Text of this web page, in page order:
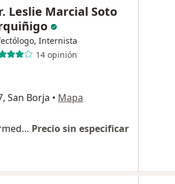
Leslie Marcial Soto
Internista
14 opinión
San Borja • Mapa
Primera visita Enfermedades Infecciosas y Tropicales Precio sin especificar